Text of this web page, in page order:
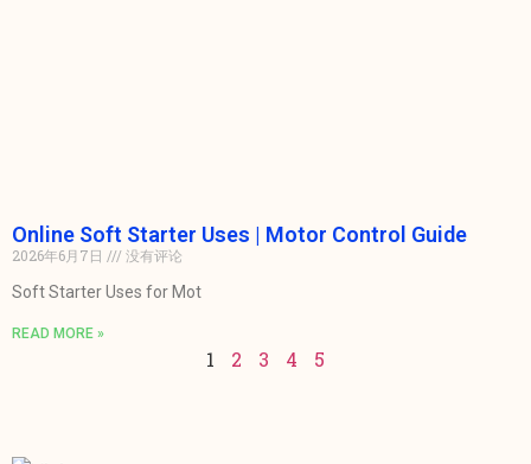
Online Soft Starter Uses | Motor Control Guide
2026年6月7日
没有评论
Soft Starter Uses for Mot
READ MORE »
1 2 3 4 5